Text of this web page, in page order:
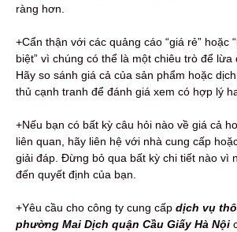
ràng hơn.
+Cẩn thận với các quảng cáo “giá rẻ” hoặc
biệt” vì chúng có thể là một chiêu trò để lừa
Hãy so sánh giá cả của sản phẩm hoặc
thủ cạnh tranh để đánh giá xem có hợp lý
+Nếu bạn có bất kỳ câu hỏi nào về giá cả
liên quan, hãy liên hệ với nhà cung cấp
giải đáp. Đừng bỏ qua bất kỳ chi tiết nào vì
đến quyết định của bạn.
+Yêu cầu cho công ty cung cấp dịch vụ
phường Mai Dịch quận Cầu Giấy Hà Nội